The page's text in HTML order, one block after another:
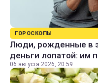
ГОРОСКОПЫ
Люди, рожденные в
деньги лопатой: им
06 августа 2026, 20:59